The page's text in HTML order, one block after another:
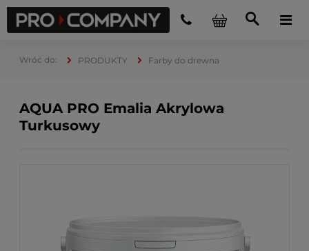
PRODUKTY Farby do drewna
AQUA PRO Emalia Akrylowa
Turkusowy